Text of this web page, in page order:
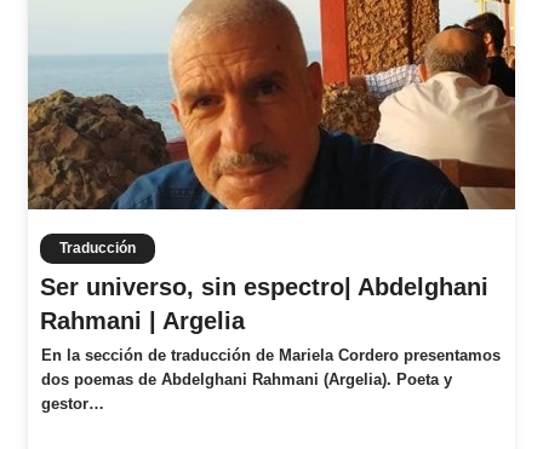
Traducción
Ser universo, sin espectro| Abdelghani
Rahmani | Argelia
En la sección de traducción de Mariela Cordero presentamos
dos poemas de Abdelghani Rahmani (Argelia). Poeta y
gestor…